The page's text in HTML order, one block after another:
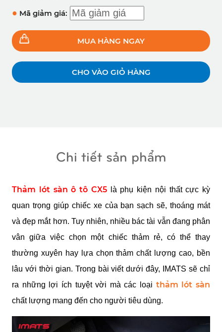
● Mã giảm giá:
MUA HÀNG NGAY
CHO VÀO GIỎ HÀNG
Chi tiết sản phẩm
Thảm lót sàn ô tô CX5là phụ kiện nội thất cực kỳ
quan trọng giúp chiếc xe của bạn sạch sẽ, thoáng mát
và đẹp mắt hơn. Tuy nhiên, nhiều bác tài vẫn đang phân
vân giữa việc chọn một chiếc thảm rẻ, có thể thay
thường xuyên hay lựa chọn thảm chất lượng cao, bền
lâu với thời gian. Trong bài viết dưới đây, IMATS sẽ chỉ
ra những lợi ích tuyệt vời mà các loại thảm lót sàn
chất lượng mang đến cho người tiêu dùng.